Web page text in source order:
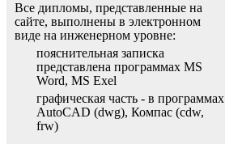
Все дипломы, представленные на
сайте, выполнены в электронном
виде на инженерном уровне:
пояснительная записка
представлена программах MS
Word, MS Exel
графическая часть - в программах
AutoCAD (dwg), Компас (cdw,
frw)